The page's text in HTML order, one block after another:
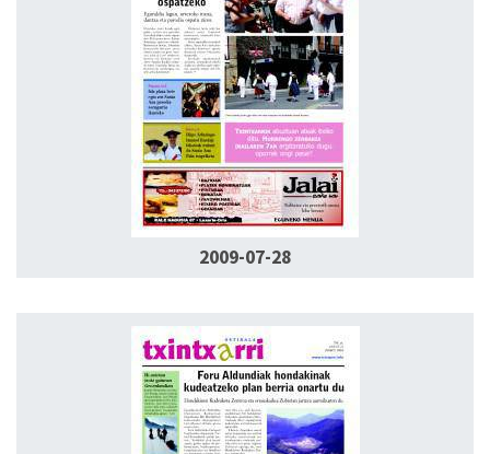
2009-07-28